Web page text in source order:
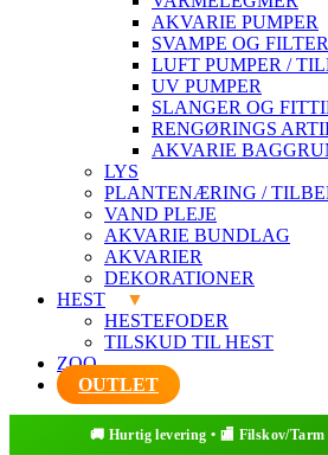
AKVARIE PUMPER
SVAMPE OG
LUFT PUMPER /
UV PUMPER
SLANGER OG
RENGØRINGS
AKVARIE
LYS
PLANTENÆRING /
VAND PLEJE
AKVARIE BUNDLAG
AKVARIER
DEKORATIONER
HEST
HESTEFODER
TILSKUD TIL HEST
ZOO
OUTLET